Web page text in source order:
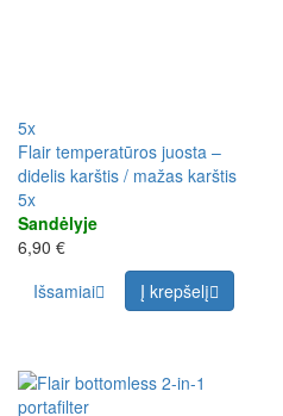
5x
Flair temperatūros juosta –
didelis karštis / mažas karštis
5x
Sandėlyje
6,90 €
Išsamiai
Į krepšelį